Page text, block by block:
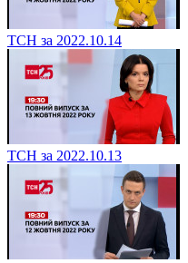
ТСН за 2022.10.14
ТСН за 2022.10.13